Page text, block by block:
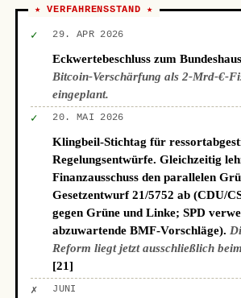
★ VERFAHRENSSTAND ★
✓ 29. APR 2026
Eckwertebeschluss zum
Bitcoin-Verschärfung als 2-Mrd-€-
eingeplant.
✓ 20. MAI 2026
Klingbeil-Stichtag für
Regelungsentwürfe. Gleichzeitig
Finanzausschuss den parallelen
Gesetzentwurf 21/5752 ab (CDU/
gegen Grüne und Linke; SPD
abzuwartende BMF-Vorschläge).
Reform liegt jetzt ausschließlich
[21]
✗ JUNI